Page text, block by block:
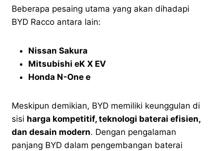
Beberapa pesaing utama yang akan dihadapi
BYD Racco antara lain:
Nissan Sakura
Mitsubishi eK X EV
Honda N-One e
Meskipun demikian, BYD memiliki keunggulan di
sisi harga kompetitif, teknologi baterai efisien,
dan desain modern. Dengan pengalaman
panjang BYD dalam pengembangan baterai